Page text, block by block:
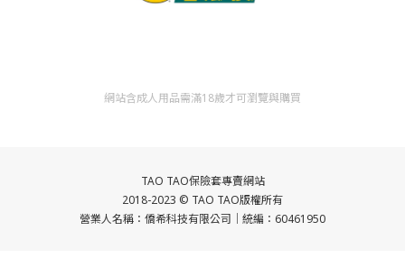
網站含成人用品需滿18歲才可瀏覽與購買
TAO TAO保險套專賣網站
2018-2023 © TAO TAO版權所有
營業人名稱：僑希科技有限公司｜統編：60461950